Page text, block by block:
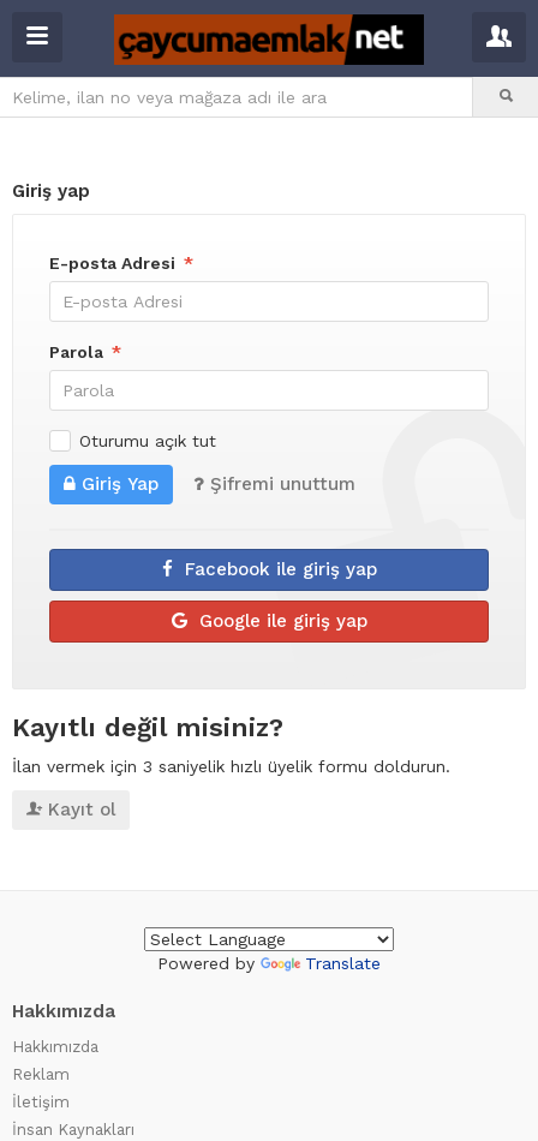
Giriş yap
E-posta Adresi *
Parola *
Oturumu açık tut
Giriş Yap Şifremi unuttum
Facebook ile giriş yap
Google ile giriş yap
Kayıtlı değil misiniz?
İlan vermek için 3 saniyelik hızlı üyelik formu doldurun.
Kayıt ol
Powered by Translate
Hakkımızda
Hakkımızda
Reklam
İletişim
İnsan Kaynakları